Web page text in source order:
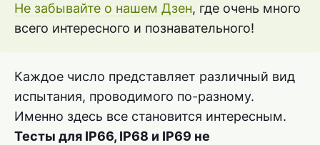
Не забывайте о нашем Дзен, где очень много
всего интересного и познавательного!
Каждое число представляет различный вид
испытания, проводимого по-разному.
Именно здесь все становится интересным.
Тесты для IP66, IP68 и IP69 не